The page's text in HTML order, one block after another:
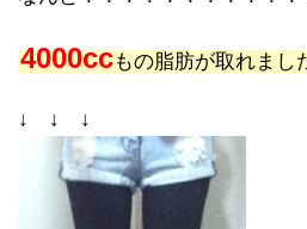
4000ccもの脂肪が取れまし
↓ ↓ ↓